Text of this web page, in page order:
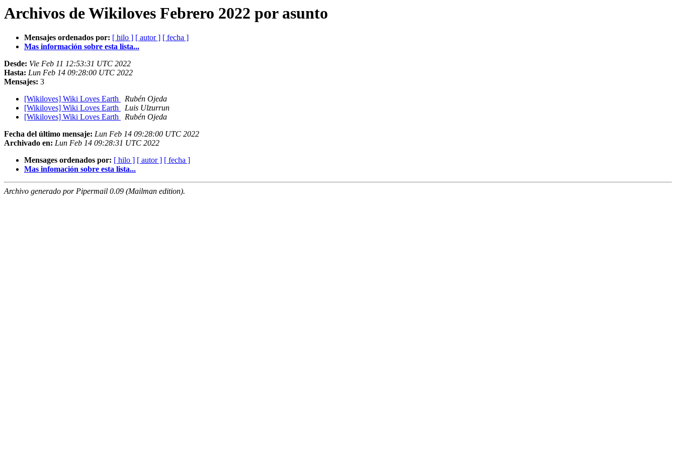
Archivos de Wikiloves Febrero 2022 por asunto
Mensajes ordenados por: [ hilo ] [ autor ] [ fecha ]
Mas información sobre esta lista...
Desde: Vie Feb 11 12:53:31 UTC 2022
Hasta: Lun Feb 14 09:28:00 UTC 2022
Mensajes: 3
[Wikiloves] Wiki Loves Earth
Rubén Ojeda
[Wikiloves] Wiki Loves Earth
Luis Ulzurrun
[Wikiloves] Wiki Loves Earth
Rubén Ojeda
Fecha del último mensaje: Lun Feb 14 09:28:00 UTC 2022
Archivado en: Lun Feb 14 09:28:31 UTC 2022
Mensages ordenados por: [ hilo ] [ autor ] [ fecha ]
Mas infomación sobre esta lista...
Archivo generado por Pipermail 0.09 (Mailman edition).